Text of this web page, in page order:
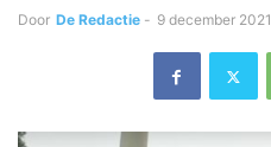
Door De Redactie - 9 december 2021